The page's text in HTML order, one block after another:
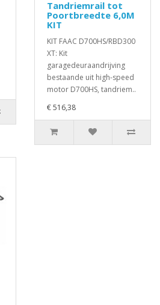
Tandriemrail tot
Poortbreedte 6,0M
KIT
KIT FAAC D700HS/RBD300
XT: Kit
garagedeuraandrijving
bestaande uit high-speed
motor D700HS, tandriem..
€ 516,38